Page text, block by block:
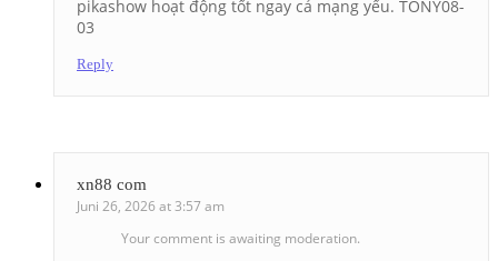
pikashow hoạt động tốt ngay cả mạng yếu. TONY08-
03
Reply
xn88 com
Juni 26, 2026 at 3:57 am
Your comment is awaiting moderation.